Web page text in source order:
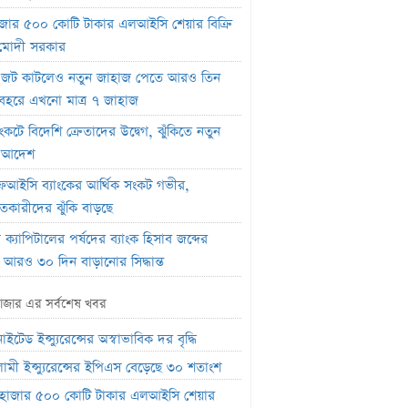
৫০০ কোটি টাকার এলআইসি শেয়ার বিক্রি
সরকার
কাটলেও নতুন জাহাজ পেতে আরও তিন
এখনো মাত্র ৭ জাহাজ
বিদেশি ক্রেতাদের উদ্বেগ, ঝুঁকিতে নতুন
আদেশ
ব্যাংকের আর্থিক সংকট গভীর,
ঝুঁকি বাড়ছে
পর্ষদের ব্যাংক হিসাব জব্দের
আরও ৩০ দিন বাড়ানোর সিদ্ধান্ত
হাউসের বলরুম প্রকল্প স্থগিত, সুপ্রিম কোর্টে
ট্রাম্প
ফেরা নিয়ে কঠোর অবস্থানে ক্রীড়া প্রতিমন্ত্রী
পদত্যাগ দাবি করল নরওয়ে ফুটবল
এর সর্বশেষ খবর
ইন্স্যুরেন্সের অস্বাভাবিক দর বৃদ্ধি
ইন্স্যুরেন্সের ইপিএস বেড়েছে ৩০ শতাংশ
৫০০ কোটি টাকার এলআইসি শেয়ার